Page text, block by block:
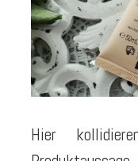
Hier